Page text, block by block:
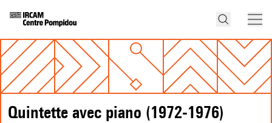
Quintette avec piano (1972-1976)